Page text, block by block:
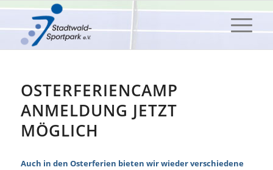
OSTERFERIENCAMP
ANMELDUNG JETZT
MÖGLICH
Auch in den Osterferien bieten wir wieder verschiedene